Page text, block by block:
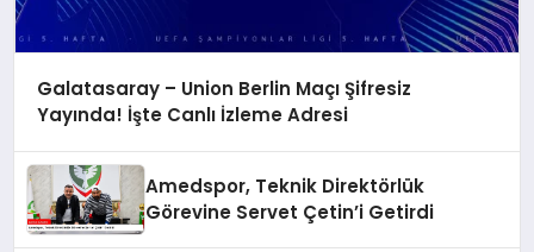
Galatasaray – Union Berlin Maçı Şifresiz
Yayında! İşte Canlı İzleme Adresi
Amedspor, Teknik Direktörlük
Görevine Servet Çetin’i Getirdi